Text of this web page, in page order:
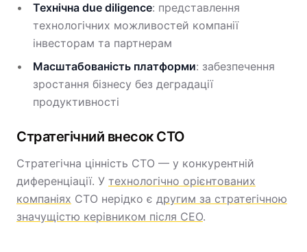
Технічна due diligence: представлення
технологічних можливостей компанії
інвесторам та партнерам
Масштабованість платформи: забезпечення
зростання бізнесу без деградації
продуктивності
Стратегічний внесок CTO
Стратегічна цінність CTO — у конкурентній
диференціації. У технологічно орієнтованих
компаніях CTO нерідко є другим за стратегічною
значущістю керівником після CEO.